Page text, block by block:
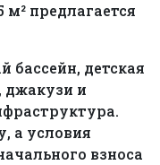
м² предлагается
детская
джакузи и
а условия
взноса